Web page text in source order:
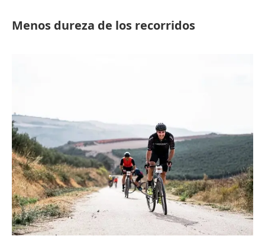
Menos dureza de los recorridos